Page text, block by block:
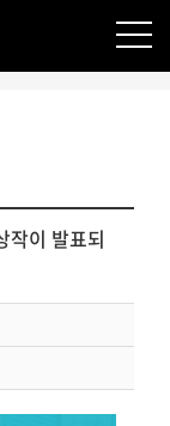
작이 발표되